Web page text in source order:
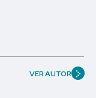
VER AUTOR